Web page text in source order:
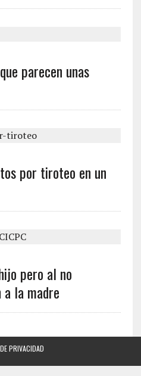
parecen unas
por tiroteo en un
pero al no
la madre
PRIVACIDAD